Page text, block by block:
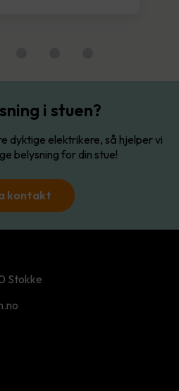
i stuen?
dyktige elektrikere, så hjelper vi
belysning for din stue!
kontakt
Stokke